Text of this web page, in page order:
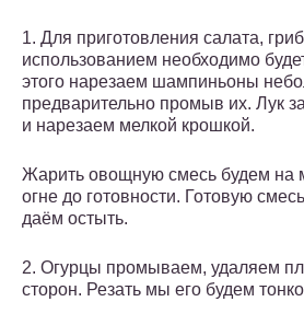
1. Для приготовления салата,
использованием необходимо
этого нарезаем шампиньоны
предварительно промыв их. Лук
и нарезаем мелкой крошкой.
Жарить овощную смесь будем на
огне до готовности. Готовую
даём остыть.
2. Огурцы промываем, удаляем
сторон. Резать мы его будем